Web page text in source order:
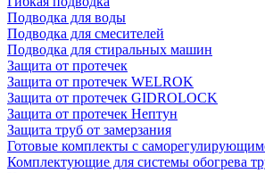
Подводка для воды
Подводка для смесителей
Подводка для стиральных машин
Защита от протечек
Защита от протечек WELROK
Защита от протечек GIDROLOCK
Защита от протечек Нептун
Защита труб от замерзания
Готовые комплекты с
Комплектующие для системы обогрева